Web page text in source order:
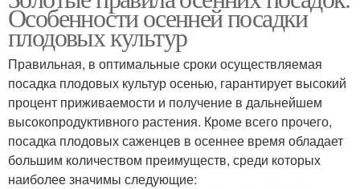
Особенности осенней посадки
плодовых культур
Правильная, в оптимальные сроки осуществляемая
посадка плодовых культур осенью, гарантирует высокий
процент приживаемости и получение в дальнейшем
высокопродуктивного растения. Кроме всего прочего,
посадка плодовых саженцев в осеннее время обладает
большим количеством преимуществ, среди которых
наиболее значимы следующие: